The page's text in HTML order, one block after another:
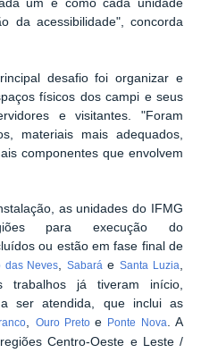
um e como cada unidade
da acessibilidade", concorda
desafio foi organizar e
físicos dos campi e seus
e visitantes. "Foram
materiais mais adequados,
componentes que envolvem
as unidades do IFMG
para execução do
ou estão em fase final de
das Neves,SabaráeSanta Luzia,
trabalhos já tiveram início,
ser atendida, que inclui as
, Ouro Pretoe Ponte Nova. A
Centro-Oeste e Leste /